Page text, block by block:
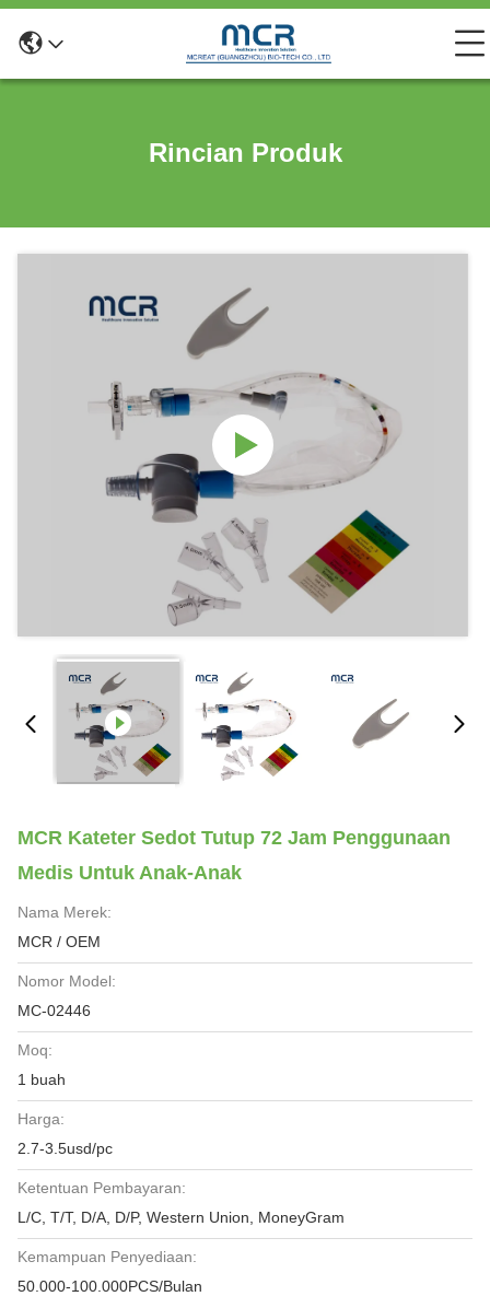
Rincian Produk
MCR Kateter Sedot Tutup 72 Jam Penggunaan
Medis Untuk Anak-Anak
Nama Merek:
MCR / OEM
Nomor Model:
MC-02446
Moq:
1 buah
Harga:
2.7-3.5usd/pc
Ketentuan Pembayaran:
L/C, T/T, D/A, D/P, Western Union, MoneyGram
Kemampuan Penyediaan:
50.000-100.000PCS/Bulan